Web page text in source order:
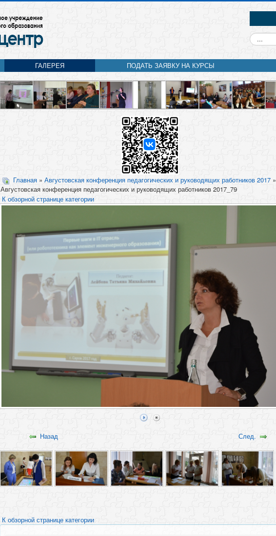
Искать...
ГАЛЕРЕЯ ПОДАТЬ ЗАЯВКУ НА КУРСЫ
Главная» Августовская конференция педагогических и руководящих работников 2017»
Августовская конференция педагогических и руководящих работников 2017_79
К обзорной странице категории
Назад След.
К обзорной странице категории